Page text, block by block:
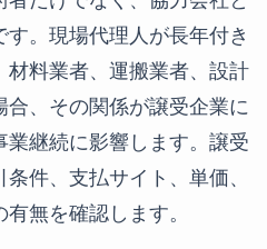
。現場代理人が長年付き
料業者、運搬業者、設計
、その関係が譲受企業に
継続に影響します。譲受
件、支払サイト、単価、
無を確認します。